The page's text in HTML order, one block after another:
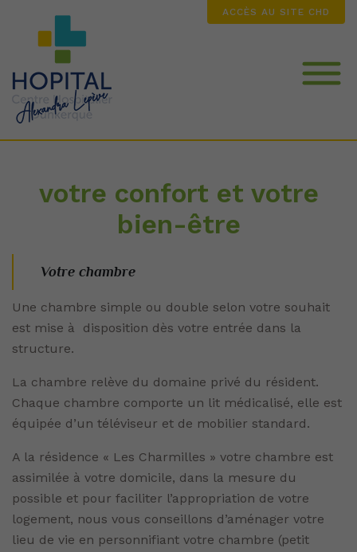
ACCÈS AU SITE CHD
Votre admission et nos tarifs
La Résidence les Charmilles
votre confort et votre
bien-être
Votre chambre
Une chambre simple ou double selon votre souhait
est mise à disposition dès votre entrée dans la
structure.
La chambre relève du domaine privé du résident.
Chaque chambre comporte un lit médicalisé, elle est
équipée d’un téléviseur et de mobilier standard.
A la résidence « Les Charmilles » votre chambre est
assimilée à votre domicile, dans la mesure du
possible et pour faciliter l’appropriation de votre
logement, nous vous conseillons d’aménager votre
lieu de vie en personnifiant votre chambre (petit